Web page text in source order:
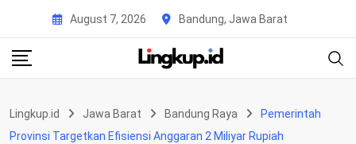
content
August 7, 2026 Bandung, Jawa Barat
Lingkup.id Jawa Barat Bandung Raya
Pemerintah
Provinsi Targetkan Efisiensi Anggaran 2 Miliyar Rupiah